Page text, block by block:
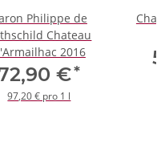
Philippe de
Chateau
2016
€*
97,20 € pro 1 l